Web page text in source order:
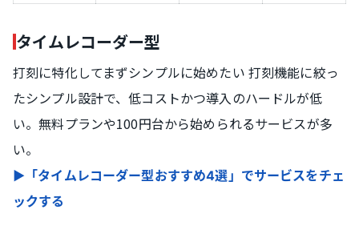
タイムレコーダー型
打刻に特化してまずシンプルに始めたい 打刻機能に絞っ
たシンプル設計で、低コストかつ導入のハードルが低
い。無料プランや100円台から始められるサービスが多
い。
▶「タイムレコーダー型おすすめ4選」でサービスをチェ
ックする